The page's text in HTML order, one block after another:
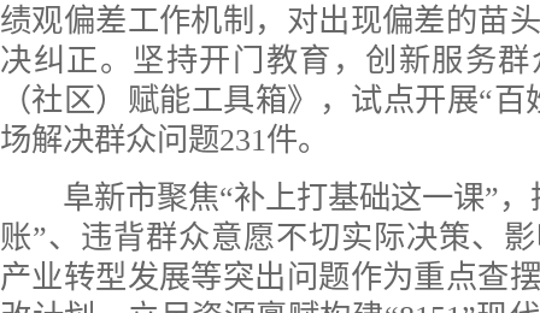
绩观偏差工作机制，对出现偏差的苗
决纠正。坚持开门教育，创新服务
（社区）赋能工具箱》，试点开展“
场解决群众问题231件。
阜新市聚焦“补上打基础这一课”，
账”、违背群众意愿不切实际决策、
产业转型发展等突出问题作为重点查